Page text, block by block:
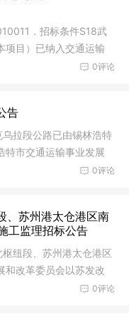
．招标条件S18武
项目）已纳入交通运输
0评论
告
拉段公路已由锡林浩特
特市交通运输事业发展
0评论
、苏州港太仓港区南
工监理招标公告
纽段、苏州港太仓港区
和改革委员会以苏发改
0评论